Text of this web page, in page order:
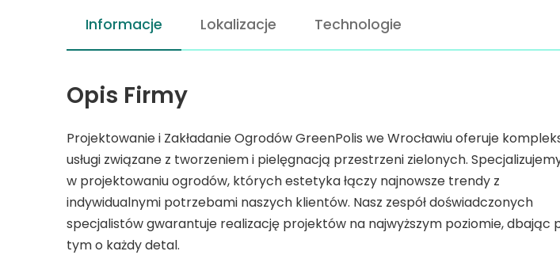
Informacje Lokalizacje Technologie
Opis Firmy
Projektowanie i Zakładanie Ogrodów GreenPolis we Wrocławiu oferuje
usługi związane z tworzeniem i pielęgnacją przestrzeni zielonych.
w projektowaniu ogrodów, których estetyka łączy najnowsze trendy z
indywidualnymi potrzebami naszych klientów. Nasz zespół doświadczonych
specjalistów gwarantuje realizację projektów na najwyższym poziomie, dbając
tym o każdy detal.